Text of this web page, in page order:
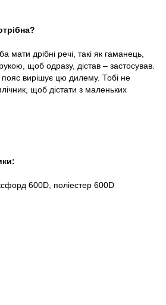
мати дрібні речі, такі як гаманець,
щоб одразу, дістав – застосував.
вирішує цю дилему. Тобі не
щоб дістати з маленьких
600D, поліестер 600D